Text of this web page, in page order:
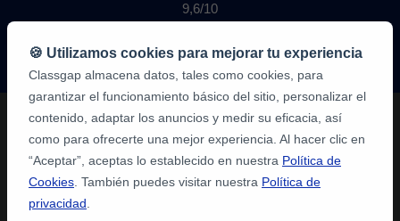
9,6/10
1.339.284
de
alumnos
🍪 Utilizamos cookies para mejorar tu experiencia
Classgap almacena datos, tales como cookies, para
garantizar el funcionamiento básico del sitio, personalizar el
contenido, adaptar los anuncios y medir su eficacia, así
como para ofrecerte una mejor experiencia. Al hacer clic en
“Aceptar”, aceptas lo establecido en nuestra Política de
Cookies . También puedes visitar nuestra Política de
privacidad